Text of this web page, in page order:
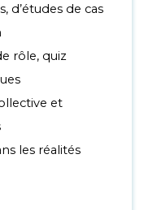
d’études de cas
rôle, quiz
et
les réalités